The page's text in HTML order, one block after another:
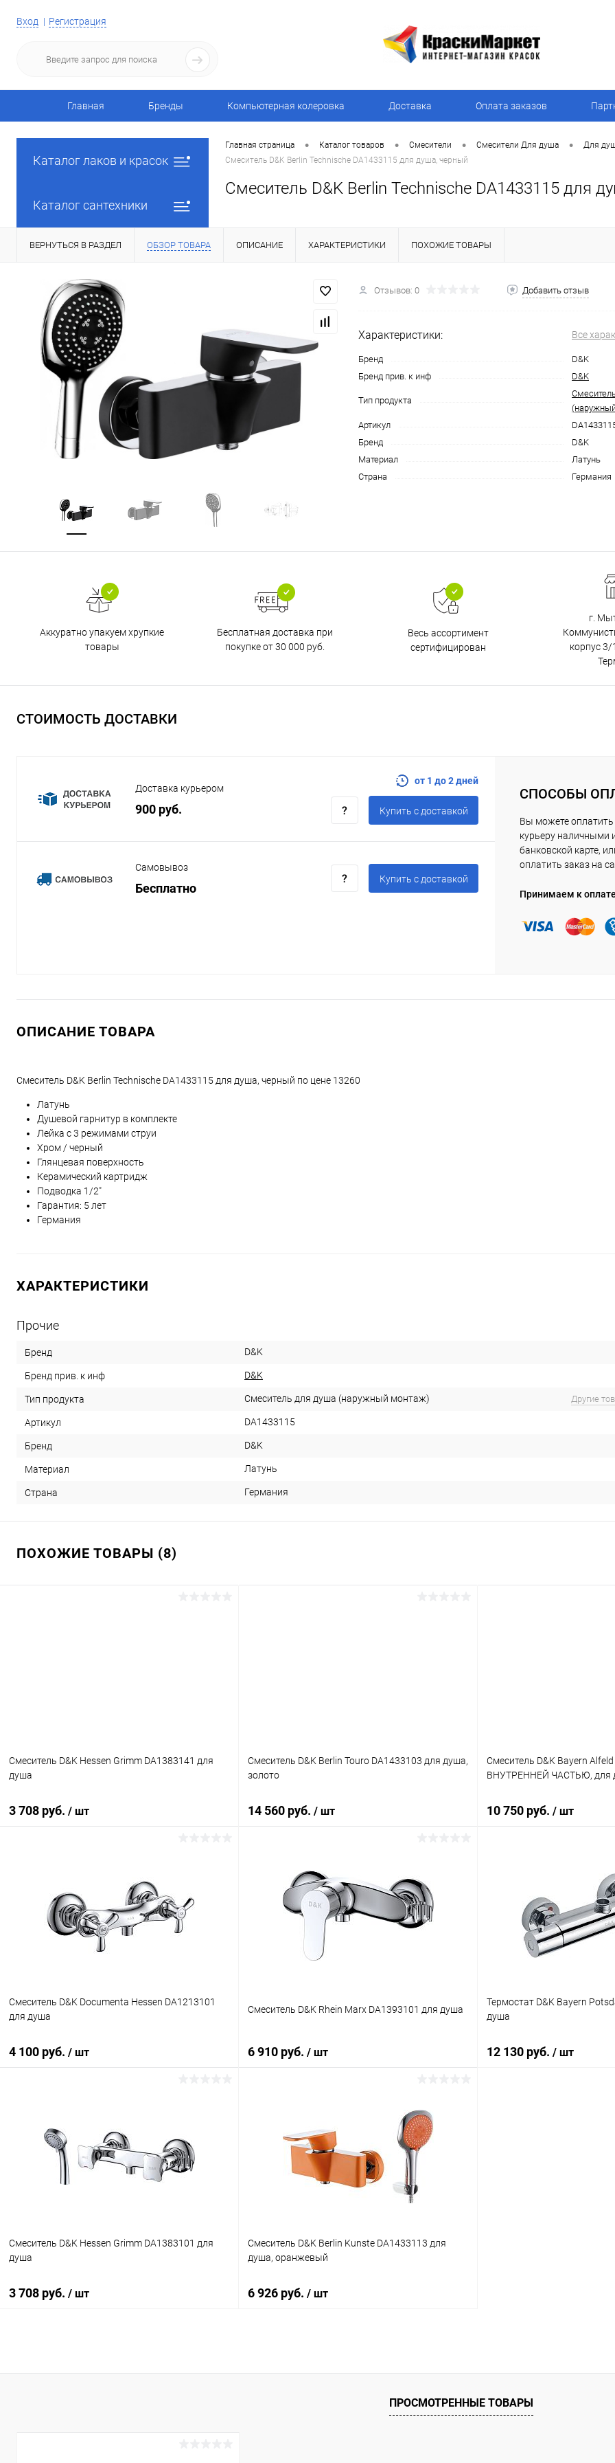
Вход Регистрация
Главная Бренды Компьютерная колеровка Доставка Оплата заказов
Каталог лаков и красок
Каталог сантехники
Главная страница • Каталог товаров • Смесители • Смесители Для душа •
Для
Смеситель D&K Berlin Technische DA1433115 для душа, черный
Смеситель D&K Berlin Technische DA1433115 для
ВЕРНУТЬСЯ В РАЗДЕЛ ОБЗОР ТОВАРА ОПИСАНИЕ ХАРАКТЕРИСТИКИ ПОХОЖИЕ ТОВАРЫ
Отзывов: 0 Добавить отзыв
Характеристики: Все
Бренд
D&K
Бренд прив. к инф
D&K
Тип продукта
Артикул
Бренд
D&K
Материал
Латунь
Страна
Германия
Аккуратно упакуем хрупкие
товары
Бесплатная доставка при
покупке от 30 000 руб.
Весь ассортимент
сертифицирован
г.
корпус 3/
СТОИМОСТЬ ДОСТАВКИ
Доставка курьером
900 руб.
от 1 до 2 дней
Купить c доставкой
Самовывоз
Бесплатно
Купить c доставкой
СПОСОБЫ
Вы можете оплатить
курьеру наличными
банковской карте,
оплатить заказ на
Принимаем к
ОПИСАНИЕ ТОВАРА
Смеситель D&K Berlin Technische DA1433115 для душа, черный по цене 13260
Латунь
Душевой гарнитур в комплекте
Лейка с 3 режимами струи
Хром / черный
Глянцевая поверхность
Керамический картридж
Подводка 1/2"
Гарантия: 5 лет
Германия
ХАРАКТЕРИСТИКИ
Прочие
Бренд D&K
Бренд прив. к инф D&K
Тип продукта Смеситель для душа (наружный монтаж) Другие
Артикул DA1433115
Бренд D&K
Материал Латунь
Страна Германия
ПОХОЖИЕ ТОВАРЫ (8)
Смеситель D&K Hessen Grimm DA1383141 для
душа
3 708 руб. / шт
Купить в 1 клик Сравнение
В избранное Под заказ
Смеситель D&K Berlin Touro DA1433103 для душа,
золото
14 560 руб. / шт
Купить в 1 клик Сравнение
Под заказ
Смеситель D&K Bayern
ВНУТРЕННЕЙ ЧАСТЬЮ, для
10 750 руб. / шт
Купить в 1 клик
В избранное
Смеситель D&K Documenta Hessen DA1213101
для душа
4 100 руб. / шт
Купить в 1 клик Сравнение
В избранное Под заказ
Смеситель D&K Rhein Marx DA1393101 для душа
6 910 руб. / шт
Купить в 1 клик Сравнение
В избранное Под заказ
Термостат D&K Bayern
душа
12 130 руб. / шт
Смеситель D&K Hessen Grimm DA1383101 для
душа
3 708 руб. / шт
Смеситель D&K Berlin Kunste DA1433113 для
душа, оранжевый
6 926 руб. / шт
Под заказ
ПРОСМОТРЕННЫЕ ТОВАРЫ